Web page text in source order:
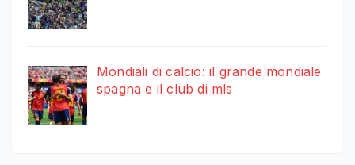
Mondiali di calcio: il grande mondiale
spagna e il club di mls